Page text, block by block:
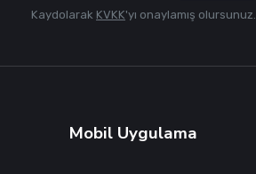
Kaydolarak KVKK'yı onaylamış olursunuz.
Mobil Uygulama